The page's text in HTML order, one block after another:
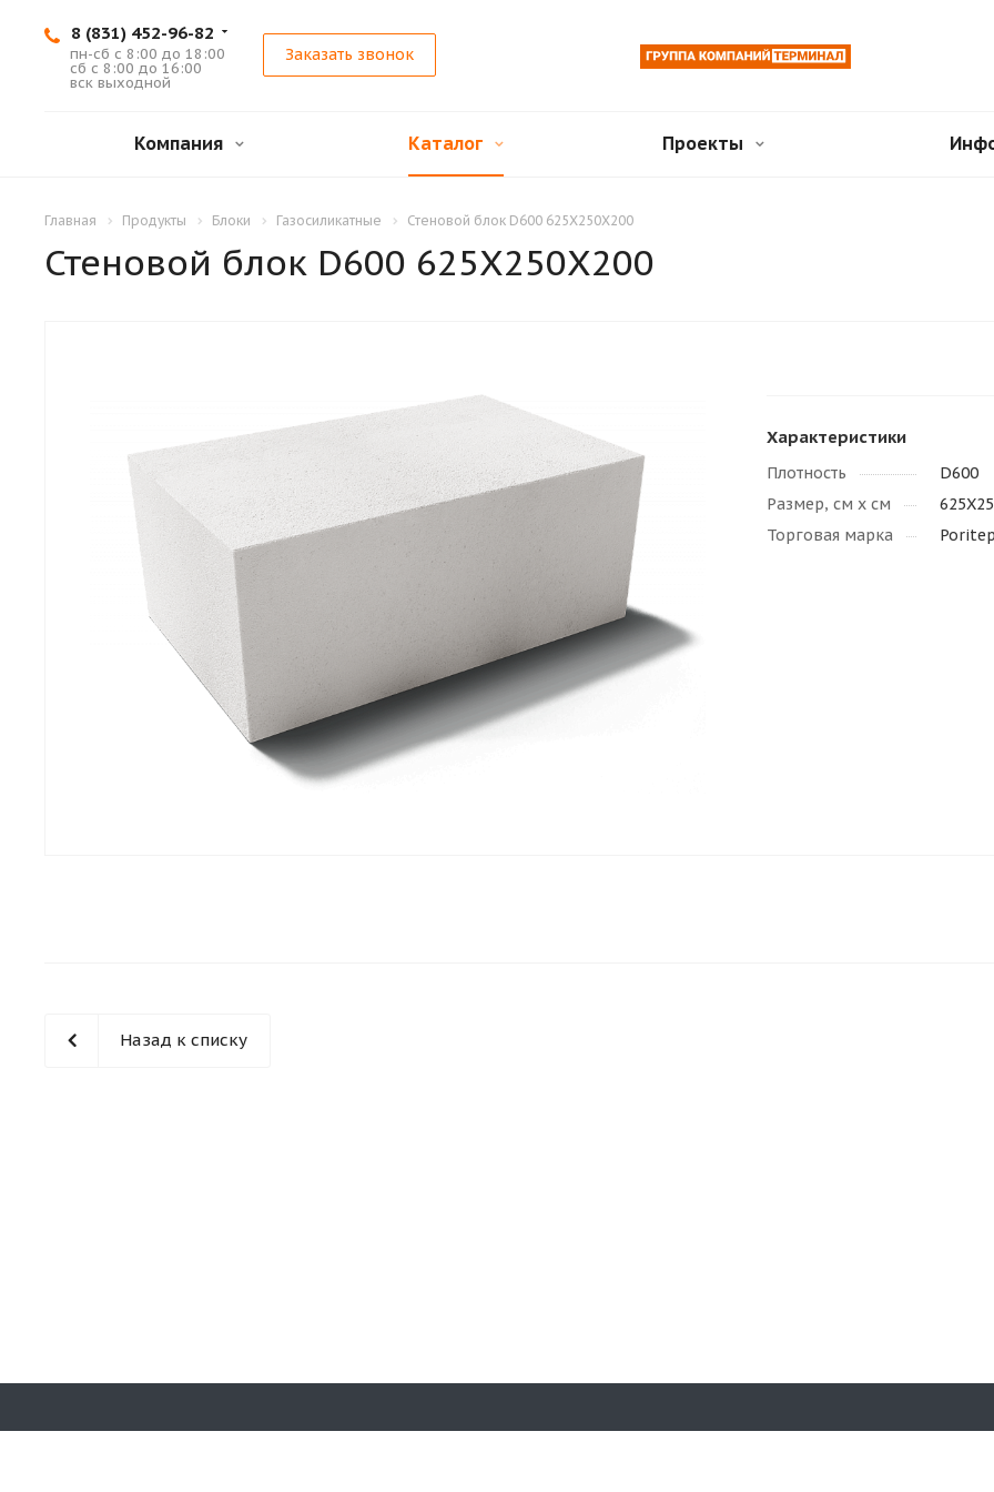
8 (831) 452-96-82
пн-сб с 8:00 до 18:00
сб с 8:00 до 16:00
вск выходной
Заказать звонок
Компания Каталог Проекты
Главная Продукты Блоки Газосиликатные Стеновой блок D600 625Х250Х200
Стеновой блок D600 625Х250Х200
Характеристики
Плотность
D600
Размер, см х см
Торговая марка
Poritep
Назад к списку